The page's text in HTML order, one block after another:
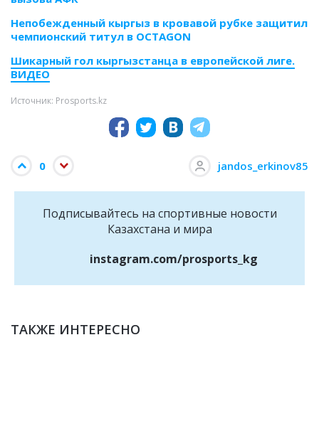
Непобежденный кыргыз в кровавой рубке защитил
чемпионский титул в OCTAGON
Шикарный гол кыргызстанца в европейской лиге.
ВИДЕО
Источник: Prosports.kz
0 jandos_erkinov85
Подписывайтесь на cпортивные новости
Казахстана и мира
instagram.com/prosports_kg
ТАКЖЕ ИНТЕРЕСНО